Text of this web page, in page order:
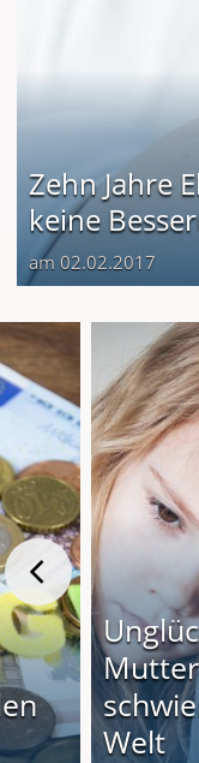
Zehn Jahre
keine
am 02.02.2017
Welt